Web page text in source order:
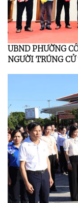
UBND PHƯỜNG
NGƯỜI TRÚNG